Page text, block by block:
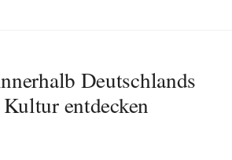
Deutschlands
entdecken